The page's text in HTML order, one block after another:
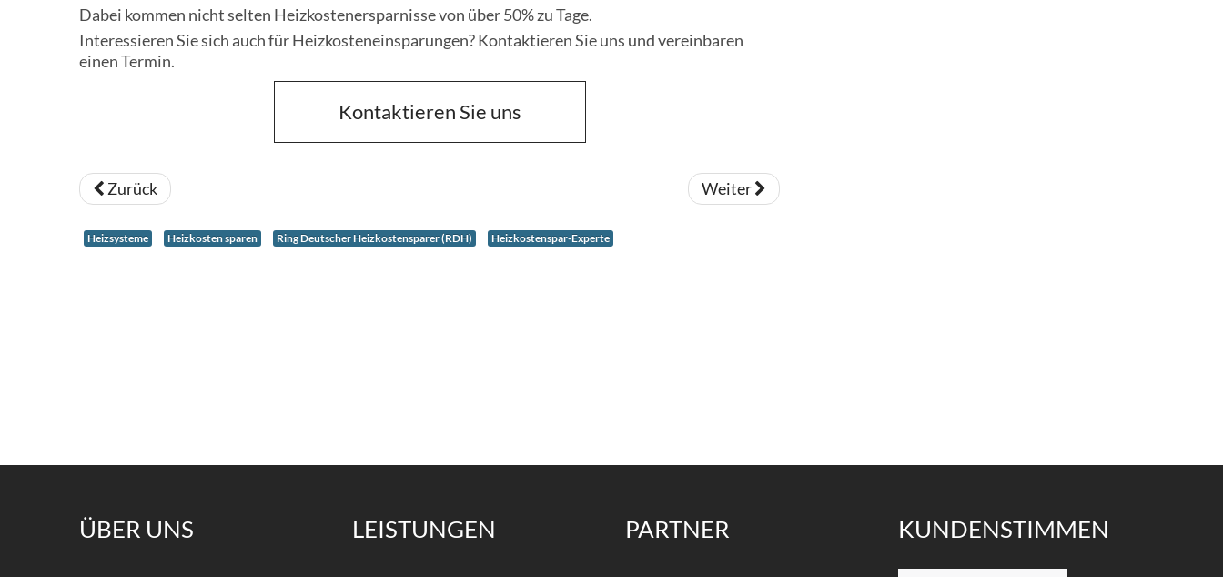
Dabei kommen nicht selten Heizkostenersparnisse von über 50% zu Tage.
Interessieren Sie sich auch für Heizkosteneinsparungen? Kontaktieren Sie uns und vereinbaren
einen Termin.
Kontaktieren Sie uns
Kontaktieren Sie uns
Zurück Weiter
Heizsysteme Heizkosten sparen Ring Deutscher Heizkostensparer (RDH) Heizkostenspar-Experte
ÜBER UNS LEISTUNGEN PARTNER KUNDENSTIMMEN